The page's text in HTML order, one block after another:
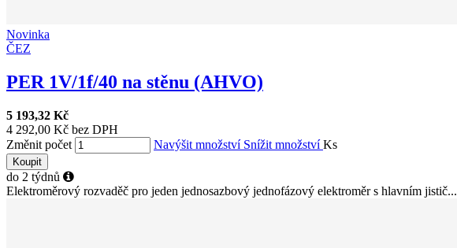
Novinka
ČEZ
PER 1V/1f/40 na stěnu (AHVO)
5 193,32 Kč
4 292,00 Kč bez DPH
Změnit počet
Navýšit množství Snížit množstvíKs
Koupit
do 2 týdnů
Elektroměrový rozvaděč pro jeden jednosazbový jednofázový elektroměr s hlavním jistič...